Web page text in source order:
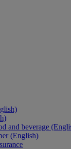
and beverage
(English)